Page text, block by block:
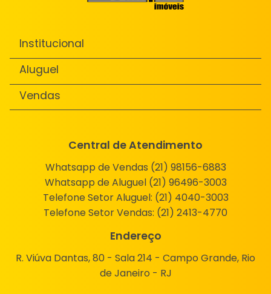
Institucional
Aluguel
Vendas
Central de Atendimento
Whatsapp de Vendas (21) 98156-6883
Whatsapp de Aluguel (21) 96496-3003
Telefone Setor Aluguel: (21) 4040-3003
Telefone Setor Vendas: (21) 2413-4770
Endereço
R. Viúva Dantas, 80 - Sala 214 - Campo Grande, Rio
de Janeiro - RJ